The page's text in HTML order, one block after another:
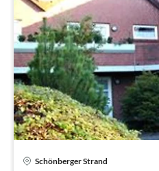
Schönberger Strand